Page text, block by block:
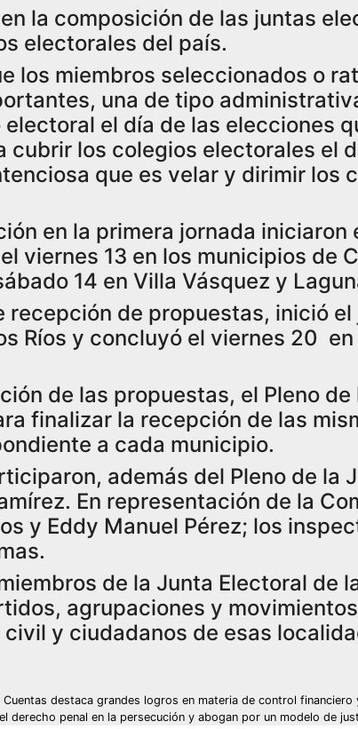
la composición de las juntas
electorales del país.
los miembros seleccionados o
una de tipo
el día de las elecciones
cubrir los colegios electorales el
que es velar y dirimir los
en la primera jornada iniciaron
viernes 13 en los municipios de
14 en Villa Vásquez y
recepción de propuestas, inició
Ríos y concluyó el viernes 20
de las propuestas, el Pleno de
finalizar la recepción de las
a cada municipio.
además del Pleno de la
En representación de la
y Eddy Manuel Pérez; los
de la Junta Electoral de
agrupaciones y
y ciudadanos de esas
Cuentas destaca grandes logros en materia de control
derecho penal en la persecución y abogan por un modelo de